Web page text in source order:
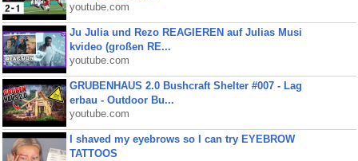
youtube.com
Ju Julia und Rezo REAGIEREN auf Julias Musi
kvideo (großen RE...
youtube.com
GRUBENHAUS 2.0 Bushcraft Shelter #007 - Lag
erbau - Outdoor Bu...
youtube.com
I shaved my eyebrows so I can try EYEBROW
TATTOOS